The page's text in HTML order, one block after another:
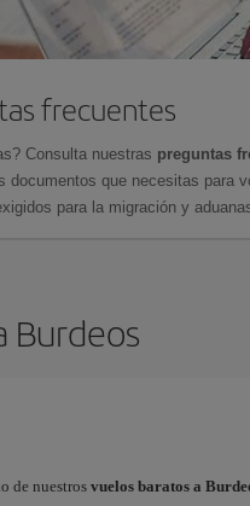
frecuentes
Consulta nuestras preguntas
documentos que necesitas para
para la migración y
Burdeos
de nuestrosvuelos baratos a